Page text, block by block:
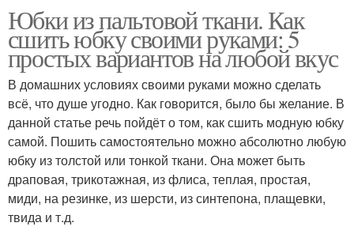
Юбки из пальтовой ткани. Как
сшить юбку своими руками: 5
простых вариантов на любой вкус
В домашних условиях своими руками можно сделать
всё, что душе угодно. Как говорится, было бы желание. В
данной статье речь пойдёт о том, как сшить модную юбку
самой. Пошить самостоятельно можно абсолютно любую
юбку из толстой или тонкой ткани. Она может быть
драповая, трикотажная, из флиса, теплая, простая,
миди, на резинке, из шерсти, из синтепона, плащевки,
твида и т.д.